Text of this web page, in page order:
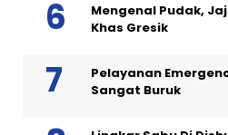
Mengenal Pudak,
Khas Gresik
Pelayanan
Sangat Buruk